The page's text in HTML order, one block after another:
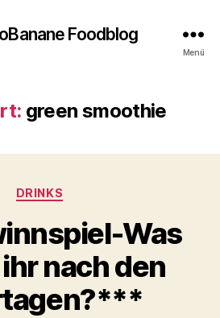
Foodblog
Menü
green smoothie
Kategorien
DRINKS
Was
nach den